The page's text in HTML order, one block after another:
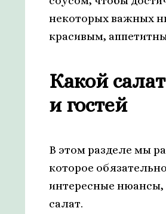
некоторых важных
красивым,
Какой
и гостей
В этом разделе мы
которое
интересные нюансы,
салат.